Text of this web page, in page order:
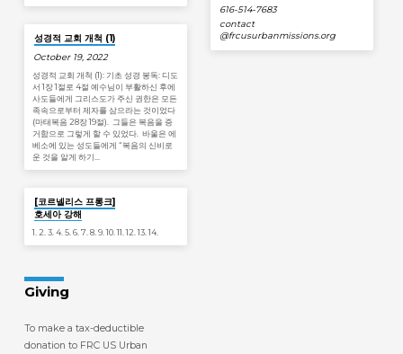
성경적 교회 개척 (1)
October 19, 2022
성경적 교회 개척 (1): 기초 성경 봉독: 디도
서 1장 1절로 4절 예수님이 부활하신 후에
사도들에게 그리스도가 주신 권한은 모든
족속으로부터 제자를 삼으라는 것이었다
(마태복음 28장 19절). 그들은 복음을 증
거함으로 그렇게 할 수 있었다. 바울은 에
베소에 있는 성도들에게 “복음의 신비로
운 것을 알게 하기…
[코르넬리스 프롱크]
호세아 강해
1. 2. 3. 4. 5. 6. 7. 8. 9. 10. 11. 12. 13. 14.
616-514-7683
contact​
@frcusurbanmissions.org
Giving
To make a tax-deductible
donation to FRC US Urban